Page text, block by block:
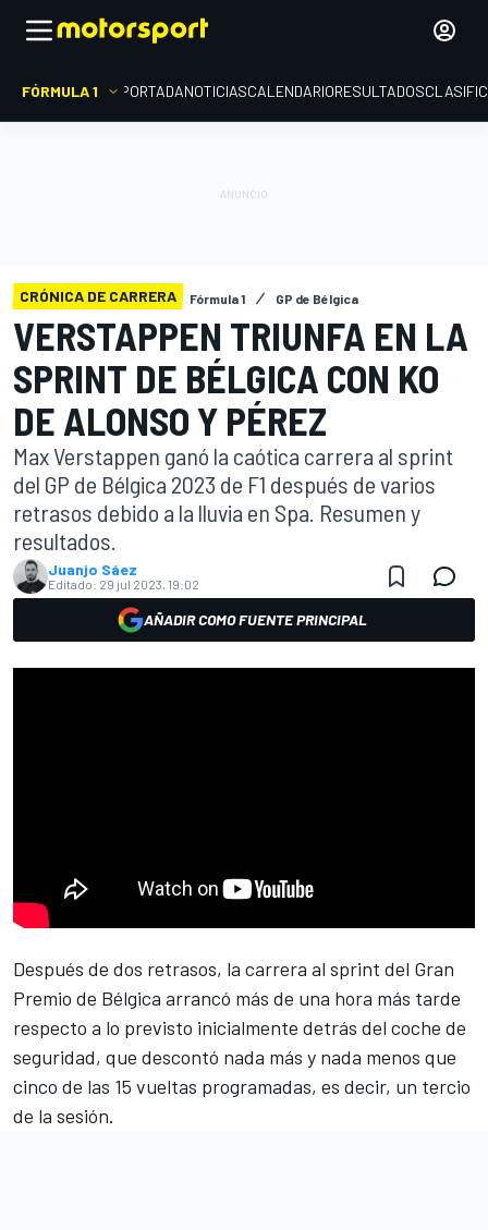
FÓRMULA 1 PORTADANOTICIASCALENDARIORESULTADOS
CRÓNICA DE CARRERA Fórmula 1 GP de Bélgica
VERSTAPPEN TRIUNFA EN LA
SPRINT DE BÉLGICA CON KO
DE ALONSO Y PÉREZ
Max Verstappen ganó la caótica carrera al sprint
del GP de Bélgica 2023 de F1 después de varios
retrasos debido a la lluvia en Spa. Resumen y
resultados.
Juanjo Sáez
Editado: 29 jul 2023, 19:02
AÑADIR COMO FUENTE PRINCIPAL
Después de dos retrasos, la carrera al sprint del Gran
Premio de Bélgica arrancó más de una hora más tarde
respecto a lo previsto inicialmente detrás del coche de
seguridad, que descontó nada más y nada menos que
cinco de las 15 vueltas programadas, es decir, un tercio
de la sesión.